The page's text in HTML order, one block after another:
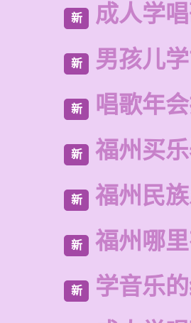
新 成人学
新 男孩儿
新 唱歌年
新 福州买
新 福州民
新 福州哪
新 学音乐